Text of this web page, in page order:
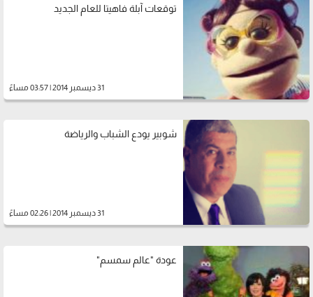
توقعات آبلة فاهيتا للعام الجديد
31 ديسمبر 2014 | 03:57 مساءً
شوبير يودع الشباب والرياضة‎
31 ديسمبر 2014 | 02:26 مساءً
عودة "عالم سمسم"